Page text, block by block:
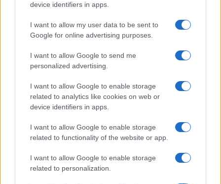
device identifiers in apps.
I want to allow my user data to be sent to
Google for online advertising purposes.
I want to allow Google to send me
personalized advertising.
I want to allow Google to enable storage
related to analytics like cookies on web or
device identifiers in apps.
I want to allow Google to enable storage
related to functionality of the website or app.
I want to allow Google to enable storage
related to personalization.
económicas
Diego Romero · 5 Ago 2026
MÁS LEÍDOS
Descubre los nuevos productos de Mercadona para
tus reuniones veraniegas
La cantante española celebra un cumpleaños en
Buenos Aires con una cena especial